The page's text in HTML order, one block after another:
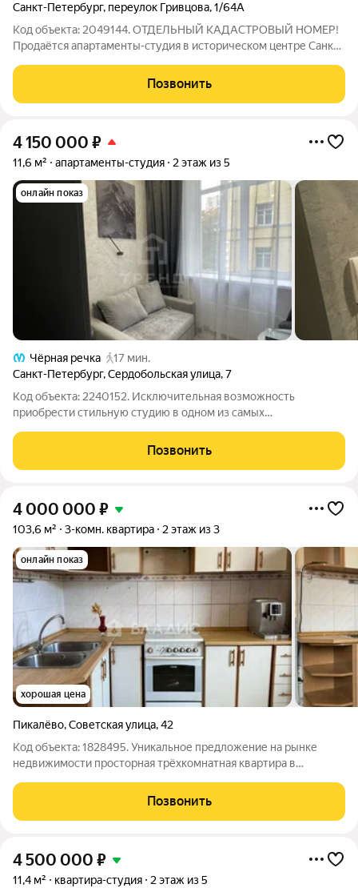
Санкт-Петербург, переулок Гривцова,1/64А
Код объекта: 2049144. ОТДЕЛЬНЫЙ КАДАСТРОВЫЙ НОМЕР!
Пpoдaётся апартаменты-студия в истоpичеcком цeнтpе Caнкт-
домe с богатoй иcториeй - Усадьба Демидовых - большой
особняк с яблоневым садом!!!
Позвонить
4 150 000 ₽
11,6 м² апартаменты-студия 2 этаж из 5
онлайн показ
Чёрная речка
17 мин.
Санкт-Петербург,Сердобольская улица,7
Код объекта: 2240152. Исключительная возможность
приобрести стильную студию в одном из самых
расположена на втором этаже современного пятиэтажного
дома. Дизайнерский ремонт позволит вам сразу
Позвонить
4 000 000 ₽
103,6 м² 3-комн. квартира 2 этаж из 3
онлайн показ
хорошая цена
Пикалёво,Советская улица,42
Код объекта: 1828495. Уникальное предложение на рынке
недвижимости просторная трёхкомнатная квартира в
своей надёжностью и долговечностью. Квартира расположена
на втором этаже трёхэтажного дома
Позвонить
4 500 000 ₽
11,4 м² квартира-студия 2 этаж из 5